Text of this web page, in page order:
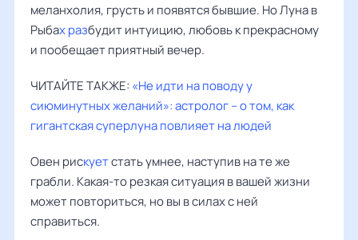
меланхолия, грусть и появятся бывшие. Но Луна в
Рыбах разбудит интуицию, любовь к прекрасному
и пообещает приятный вечер.
ЧИТАЙТЕ ТАКЖЕ: «Не идти на поводу у
сиюминутных желаний»: астролог – о том, как
гигантская суперлуна повлияет на людей
Овен рискуетстать умнее, наступив на те же
грабли. Какая-то резкая ситуация в вашей жизни
может повториться, но вы в силах с ней
справиться.